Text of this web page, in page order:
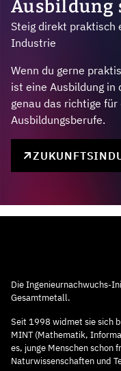
Ausbildung
Steig direkt praktisch
Industrie
Wenn du gerne
ist eine Ausbildung
genau das richtige
Ausbildungsberufe.
Die Ingenieurnachwuchs-
Gesamtmetall.
Seit 1998 widmet sie sich
MINT (Mathematik,
es, junge Menschen schon
Naturwissenschaften und